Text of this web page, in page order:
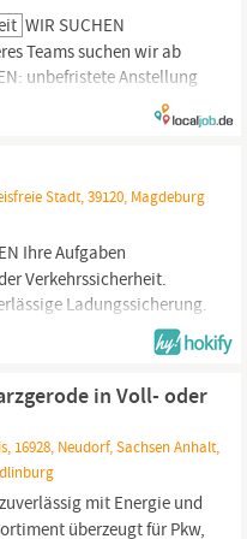
WIR SUCHEN
Teams suchen wir ab
unbefristete Anstellung
Auch Quereinsteiger
Wir freuen uns
GmbH
Stadt, 39120, Magdeburg
Ihre Aufgaben
Verkehrssicherheit.
Ladungssicherung.
in Voll- oder
16928, Neudorf, Sachsen Anhalt,
mit Energie und
überzeugt für Pkw,